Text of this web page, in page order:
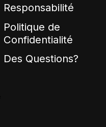
Responsabilité
Politique de
Confidentialité
Des Questions?